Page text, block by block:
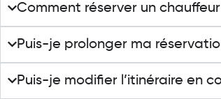
Comment réserver un
Puis-je prolonger ma
Puis-je modifier l’itinéraire en